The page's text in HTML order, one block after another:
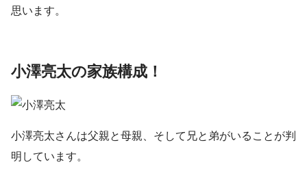
思います。
小澤亮太の家族構成！
小澤亮太さんは父親と母親、そして兄と弟がいることが判
明 しています。